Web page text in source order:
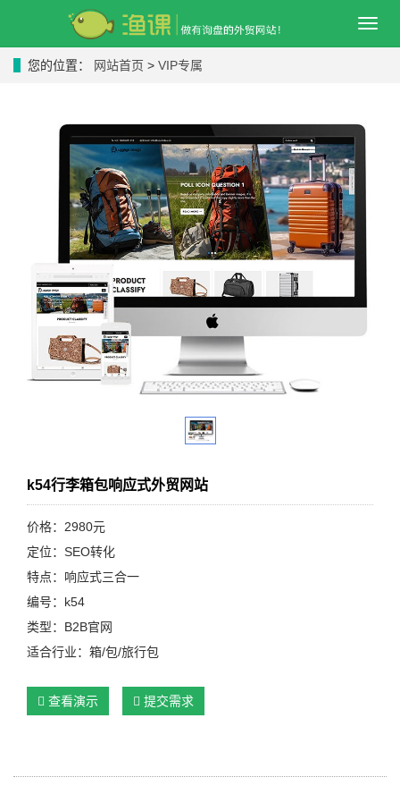
导
您的位置： 网站首页 > VIP专属
k54行李箱包响应式外贸网站
价格：2980元
定位：SEO转化
特点：响应式三合一
编号：k54
类型：B2B官网
适合行业：箱/包/旅行包
查看演示 提交需求